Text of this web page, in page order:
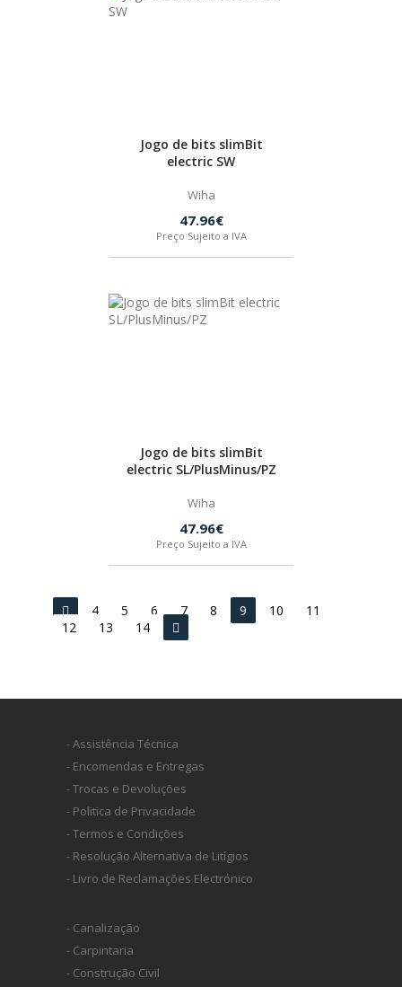
Jogo de bits slimBit
electric SW
Wiha
47.96€
Preço Sujeito a IVA
Jogo de bits slimBit
electric SL/PlusMinus/PZ
Wiha
47.96€
Preço Sujeito a IVA
4 5 6 7 8 9 10
11
12
13 14
- Assistência Técnica
- Encomendas e Entregas
- Trocas e Devoluções
- Politica de Privacidade
- Termos e Condições
- Resolução Alternativa de Litígios
- Livro de Reclamações Electrónico
- Canalização
- Carpintaria
- Construção Civil